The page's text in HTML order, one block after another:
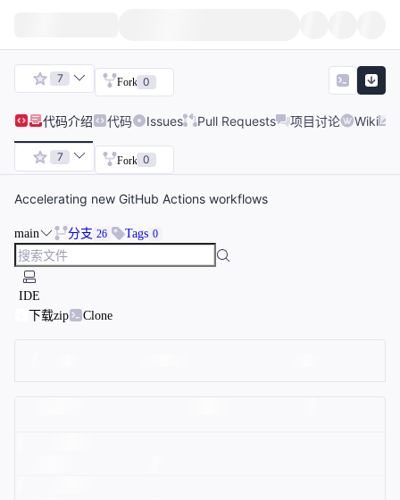
7 Fork 0
代码介绍 代码 Issues Pull Requests 项目讨论 Wiki
7 Fork 0
Accelerating new GitHub Actions workflows
main 分支 26 Tags 0
IDE
下载zip
Clone